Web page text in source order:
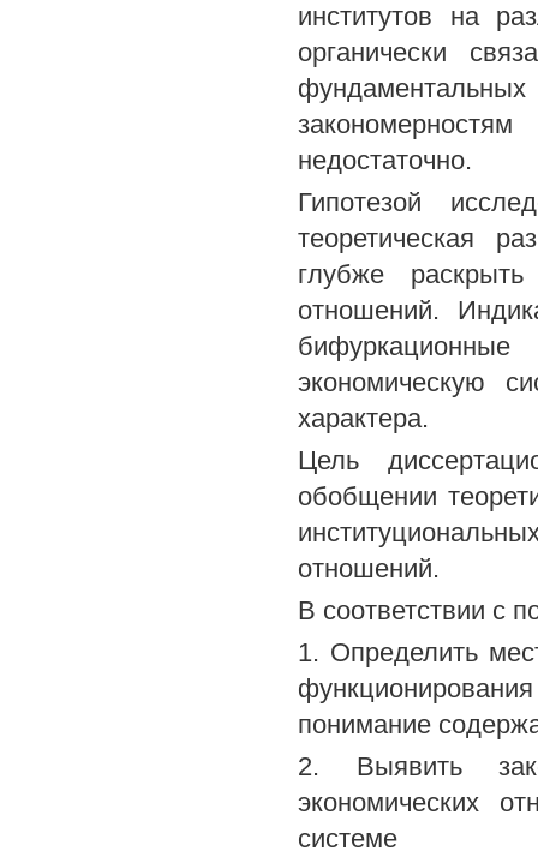
институтов на
органически
недостаточно.
Гипотезой
теоретическая
глубже
отношений.
экономическую
характера.
Цель
обобщении
отношений.
В соответствии с
1. Определить
понимание
2. Выявить
экономических
системе